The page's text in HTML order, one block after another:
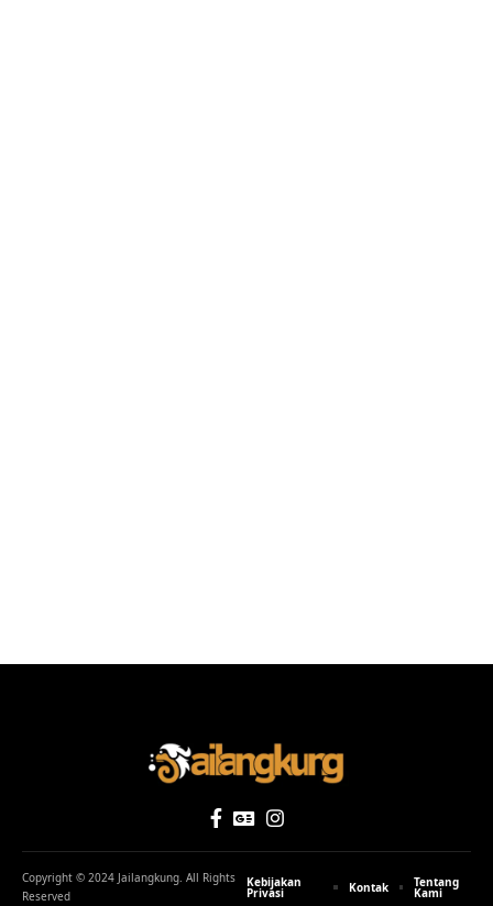
Copyright © 2024 Jailangkung. All Rights
Reserved
Kebijakan
Privasi Kontak Tentang
Kami